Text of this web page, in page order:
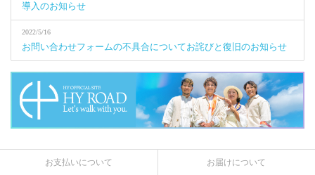
導入のお知らせ
2022/5/16
お問い合わせフォームの不具合についてお詫びと復旧のお知らせ
お支払いについて お届けについて